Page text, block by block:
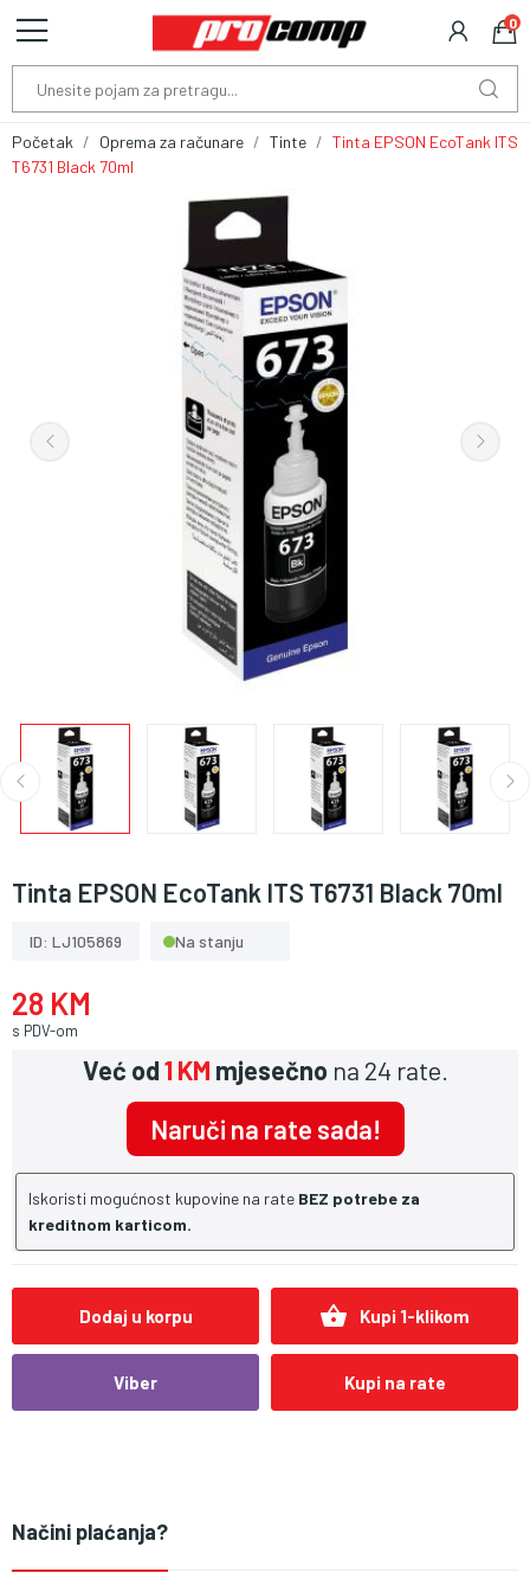
0
Početak Oprema za računare Tinte
Tinta EPSON EcoTank ITS
T6731 Black 70ml
Tinta EPSON EcoTank ITS T6731 Black 70ml
ID: LJ105869 Na stanju
28 KM
s PDV-om
Već od1 KM mjesečno na 24 rate.
Naruči na rate sada!
Iskoristi mogućnost kupovine na rate BEZ potrebe za
kreditnom karticom.
Dodaj u korpu shopping_basket Kupi 1-klikom
Viber Kupi na rate
Načini plaćanja?